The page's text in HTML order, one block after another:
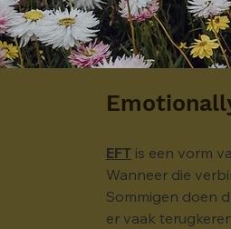
EFT is een vorm
Wanneer die
Sommigen doen
er vaak